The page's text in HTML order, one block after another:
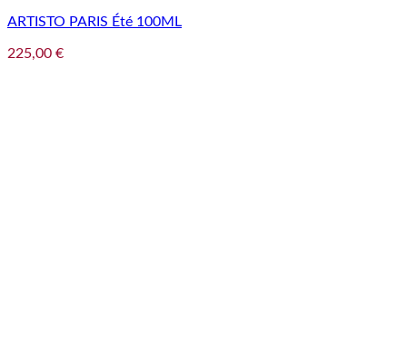
ARTISTO PARIS Été 100ML
225,00 €